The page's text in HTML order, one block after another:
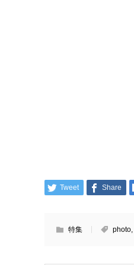
Tweet Share
特集 photo,